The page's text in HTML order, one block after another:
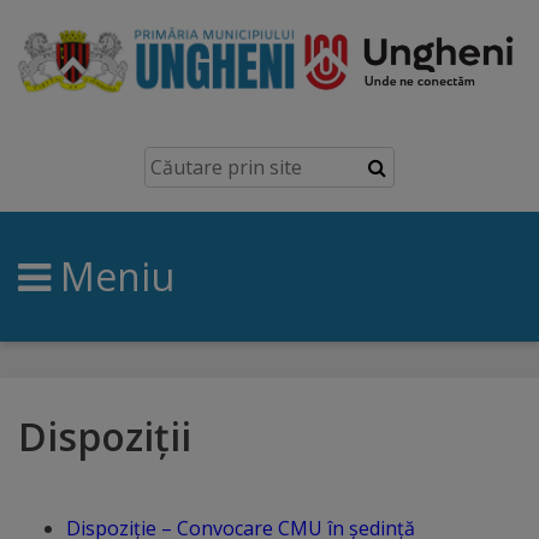
Ungheni
Prezentare
generală
Simbolurile
brand
înfrățite
Meniu
Dispoziții
Dispoziție – Convocare CMU în ședință